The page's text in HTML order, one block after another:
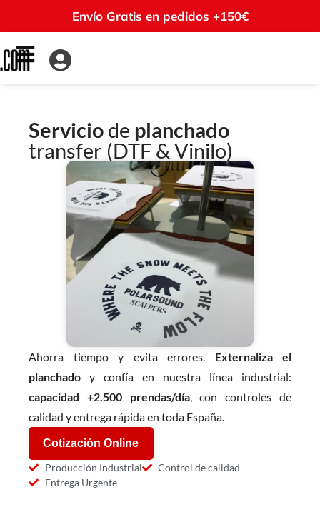
Envío Gratis en pedidos +150€
Servicio de planchado
transfer (DTF & Vinilo)
Ahorra tiempo y evita errores. Externaliza el
planchado y confía en nuestra línea industrial:
capacidad
+2.500 prendas/día, con controles de
calidad y entrega rápida en toda España.
Cotización Online
Producción Industrial
Control de calidad
Entrega Urgente